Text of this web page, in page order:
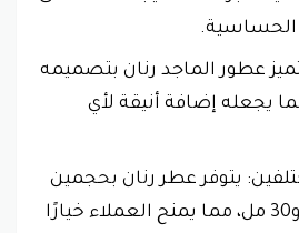
الحساسية.
عطور الماجد رنان بتصميمه
يجعله إضافة أنيقة لأي
يتوفر عطر رنان بحجمين
مختلفين، 100 مل و30 مل، مما يمنح العملاء خيارًا